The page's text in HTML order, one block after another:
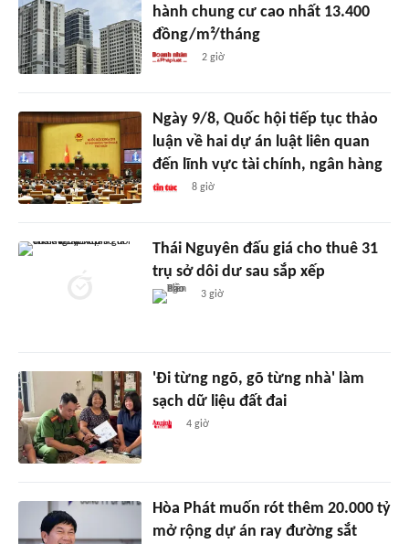
hành chung cư cao nhất 13.400
đồng/m²/tháng
2 giờ
Ngày 9/8, Quốc hội tiếp tục thảo
luận về hai dự án luật liên quan
đến lĩnh vực tài chính, ngân hàng
8 giờ
Thái Nguyên đấu giá cho thuê 31
trụ sở dôi dư sau sắp xếp
3 giờ
'Đi từng ngõ, gõ từng nhà' làm
sạch dữ liệu đất đai
4 giờ
Hòa Phát muốn rót thêm 20.000 tỷ
mở rộng dự án ray đường sắt